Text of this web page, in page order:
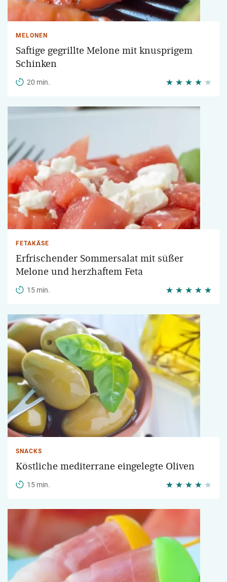
MELONEN
Saftige gegrillte Melone mit knusprigem
Schinken
20 min.
FETAKÄSE
Erfrischender Sommersalat mit süßer
Melone und herzhaftem Feta
15 min.
SNACKS
Köstliche mediterrane eingelegte Oliven
15 min.